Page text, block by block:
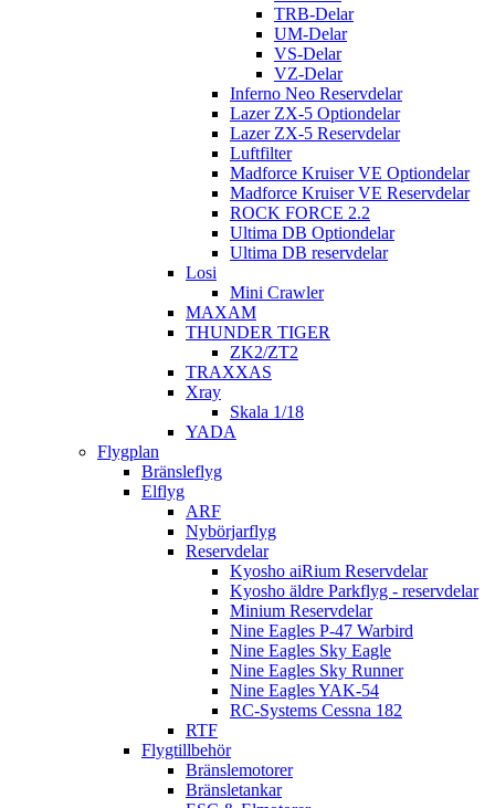
TRB-Delar
UM-Delar
VS-Delar
VZ-Delar
Inferno Neo Reservdelar
Lazer ZX-5 Optiondelar
Lazer ZX-5 Reservdelar
Luftfilter
Madforce Kruiser VE Optiondelar
Madforce Kruiser VE Reservdelar
ROCK FORCE 2.2
Ultima DB Optiondelar
Ultima DB reservdelar
Losi
Mini Crawler
MAXAM
THUNDER TIGER
ZK2/ZT2
TRAXXAS
Xray
Skala 1/18
YADA
Flygplan
Bränsleflyg
Elflyg
ARF
Nybörjarflyg
Reservdelar
Kyosho aiRium Reservdelar
Kyosho äldre Parkflyg - reservdelar
Minium Reservdelar
Nine Eagles P-47 Warbird
Nine Eagles Sky Eagle
Nine Eagles Sky Runner
Nine Eagles YAK-54
RC-Systems Cessna 182
RTF
Flygtillbehör
Bränslemotorer
Bränsletankar